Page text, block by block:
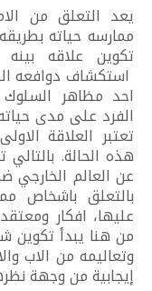
يعد التعلق من
ممارسه حياته
تكوين علاقه
استكشاف دوافعه
احد مظاهر
الفرد على مدى
تعتبر العلاقة
هذه الحالة. بالتالي
عن العالم
بالتعلق باشخاص
عليها، افكار
من هنا يبدأ
وتعاليمه من الاب
إيجابية من وجهة